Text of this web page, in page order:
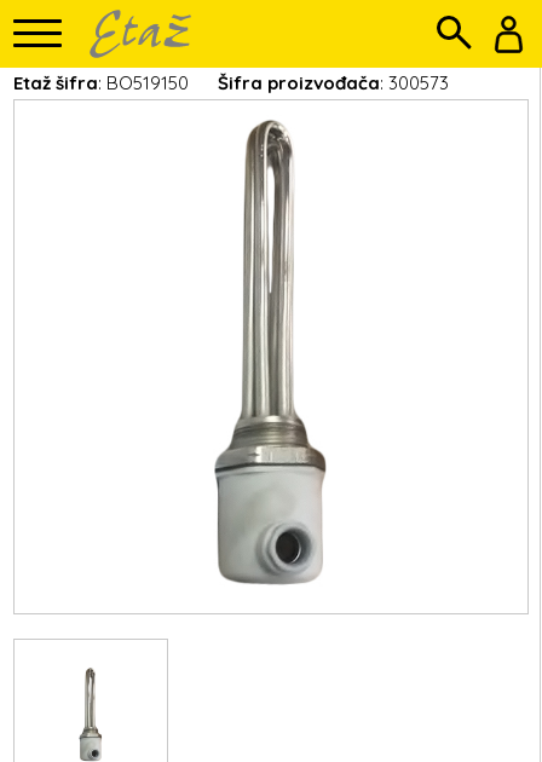
Etaž šifra: BO519150 Šifra proizvođača: 300573